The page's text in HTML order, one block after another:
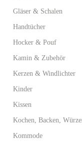
Gläser & Schalen
Handtücher
Hocker & Pouf
Kamin & Zubehör
Kerzen & Windlichter
Kinder
Kissen
Kochen, Backen,
Kommode